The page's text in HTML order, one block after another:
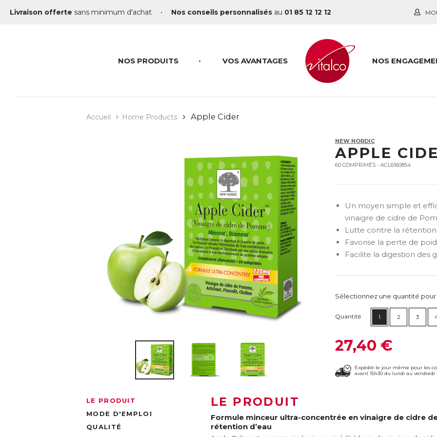
Livraison offerte sans minimum d'achat • Nos conseils personnalisés au 01 85 12 12 12
NOS PRODUITS VOS AVANTAGES NOS
Accueil Home Products Apple Cider
NEW NORDIC
APPLE
60 COMPRIMÉS - ACL6160854
Un moyen simple et
vinaigre de cidre de
Lutte contre la rétention
Favorise la perte de
Facilite la digestion des
Sélectionnez une quantité
Quantité 1 2 3
27,40 €
Expédié le jour même pour les
avant 15h30 du lundi au vendredi
LE PRODUIT
MODE D'EMPLOI
QUALITÉ
LE PRODUIT
Formule minceur ultra-concentrée en vinaigre de cidre
rétention d’eau